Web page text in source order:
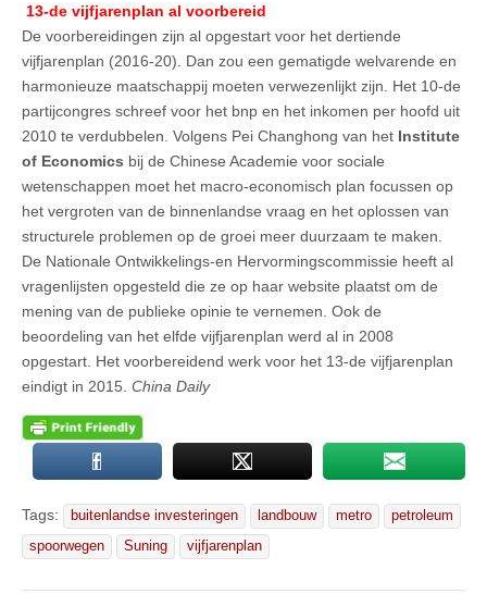
13-de vijfjarenplan al voorbereid
De voorbereidingen zijn al opgestart voor het dertiende
vijfjarenplan (2016-20). Dan zou een gematigde welvarende en
harmonieuze maatschappij moeten verwezenlijkt zijn. Het 10-de
partijcongres schreef voor het bnp en het inkomen per hoofd uit
2010 te verdubbelen. Volgens Pei Changhong van het Institute
of Economics bij de Chinese Academie voor sociale
wetenschappen moet het macro-economisch plan focussen op
het vergroten van de binnenlandse vraag en het oplossen van
structurele problemen op de groei meer duurzaam te maken.
De Nationale Ontwikkelings-en Hervormingscommissie heeft al
vragenlijsten opgesteld die ze op haar website plaatst om de
mening van de publieke opinie te vernemen. Ook de
beoordeling van het elfde vijfjarenplan werd al in 2008
opgestart. Het voorbereidend werk voor het 13-de vijfjarenplan
eindigt in 2015. China Daily
Tags: buitenlandse investeringen landbouw metro
petroleum
spoorwegen
Suning vijfjarenplan